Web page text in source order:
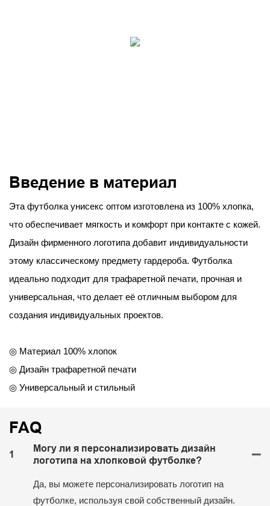
Введение в материал
Эта футболка унисекс оптом изготовлена ​​из 100% хлопка,
что обеспечивает мягкость и комфорт при контакте с кожей.
Дизайн фирменного логотипа добавит индивидуальности
этому классическому предмету гардероба. Футболка
идеально подходит для трафаретной печати, прочная и
универсальная, что делает её отличным выбором для
создания индивидуальных проектов.
◎ Материал 100% хлопок
◎ Дизайн трафаретной печати
◎ Универсальный и стильный
FAQ
1
Могу ли я персонализировать дизайн
логотипа на хлопковой футболке?
Да, вы можете персонализировать логотип на
футболке, используя свой собственный дизайн.